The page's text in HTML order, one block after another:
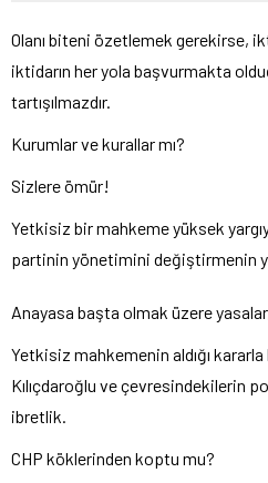
Olanı biteni özetlemek gerekirse,
iktidarın her yola başvurmakta
tartışılmazdır.
Kurumlar ve kurallar mı?
Sizlere ömür!
Yetkisiz bir mahkeme yüksek
partinin yönetimini değiştirmenin
Anayasa başta olmak üzere
Yetkisiz mahkemenin aldığı
Kılıçdaroğlu ve çevresindekilerin
ibretlik.
CHP köklerinden koptu mu?